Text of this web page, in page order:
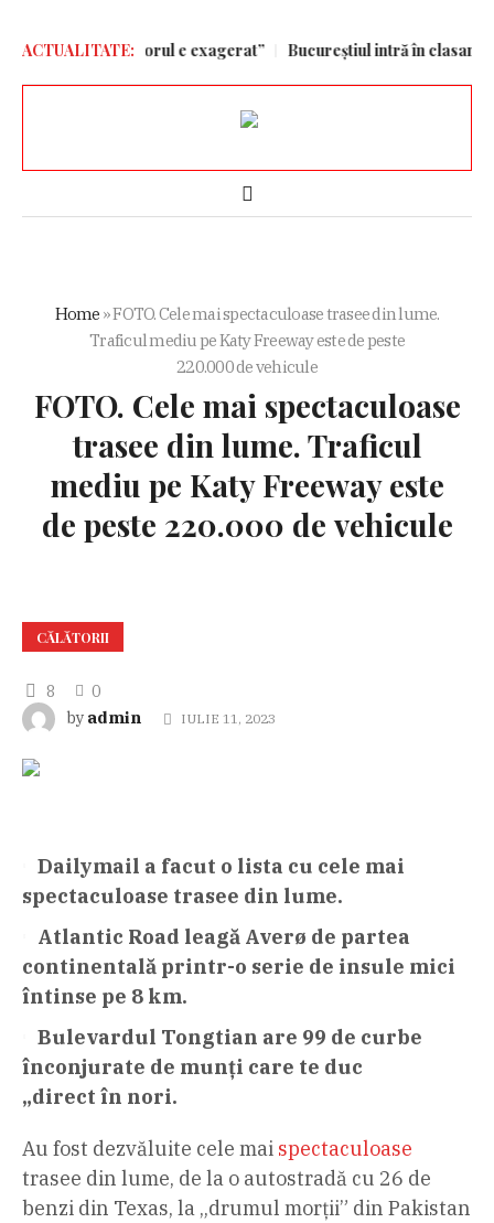
ACTUALITATE:
regres, iar scorul e exagerat” Bucureștiul intră în clasamentul
Home »FOTO. Cele mai spectaculoase trasee din lume.
Traficul mediu pe Katy Freeway este de peste
220.000 de vehicule
FOTO. Cele mai spectaculoase
trasee din lume. Traficul
mediu pe Katy Freeway este
de peste 220.000 de vehicule
CĂLĂTORII
8
0
by admin IULIE 11, 2023
Dailymail a facut o lista cu cele mai
spectaculoase trasee din lume.
Atlantic Road leagă Averø de partea
continentală printr-o serie de insule mici
întinse pe 8 km.
Bulevardul Tongtian are 99 de curbe
înconjurate de munți care te duc
„direct în nori.
Au fost dezvăluite cele mai spectaculoase
trasee din lume, de la o autostradă cu 26 de
benzi din Texas, la „drumul morții” din Pakistan